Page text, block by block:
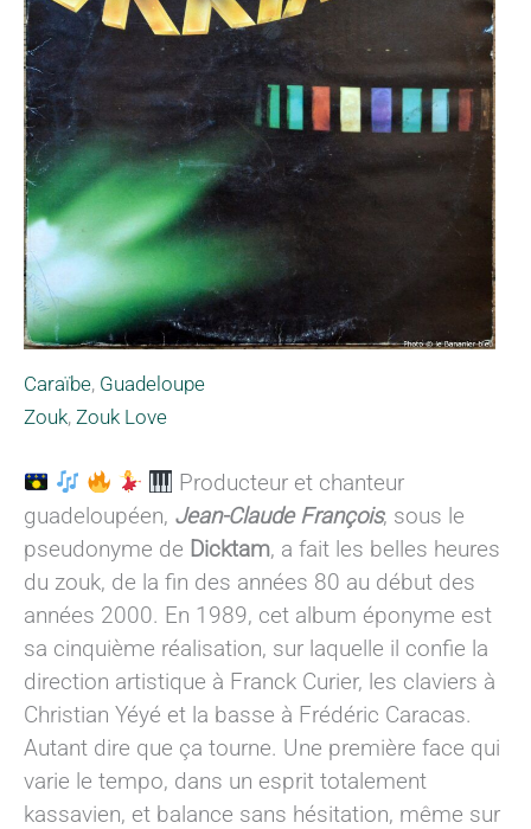
Caraïbe, Guadeloupe
Zouk, Zouk Love
Producteur et chanteur
guadeloupéen, Jean-Claude François, sous le
pseudonyme de Dicktam, a fait les belles heures
du zouk, de la fin des années 80 au début des
années 2000. En 1989, cet album éponyme est
sa cinquième réalisation, sur laquelle il confie la
direction artistique à Franck Curier, les claviers à
Christian Yéyé et la basse à Frédéric Caracas.
Autant dire que ça tourne. Une première face qui
varie le tempo, dans un esprit totalement
kassavien, et balance sans hésitation, même sur